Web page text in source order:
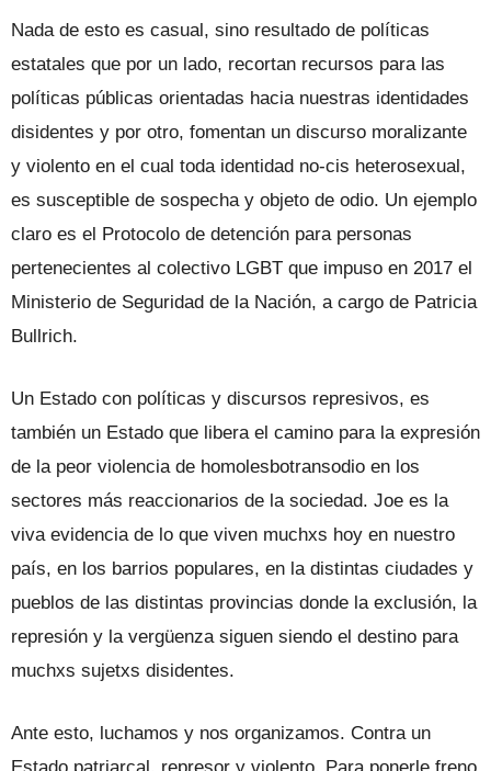
Nada de esto es casual, sino resultado de políticas
estatales que por un lado, recortan recursos para las
políticas públicas orientadas hacia nuestras identidades
disidentes y por otro, fomentan un discurso moralizante
y violento en el cual toda identidad no-cis heterosexual,
es susceptible de sospecha y objeto de odio. Un ejemplo
claro es el Protocolo de detención para personas
pertenecientes al colectivo LGBT que impuso en 2017 el
Ministerio de Seguridad de la Nación, a cargo de Patricia
Bullrich.
Un Estado con políticas y discursos represivos, es
también un Estado que libera el camino para la expresión
de la peor violencia de homolesbotransodio en los
sectores más reaccionarios de la sociedad. Joe es la
viva evidencia de lo que viven muchxs hoy en nuestro
país, en los barrios populares, en la distintas ciudades y
pueblos de las distintas provincias donde la exclusión, la
represión y la vergüenza siguen siendo el destino para
muchxs sujetxs disidentes.
Ante esto, luchamos y nos organizamos. Contra un